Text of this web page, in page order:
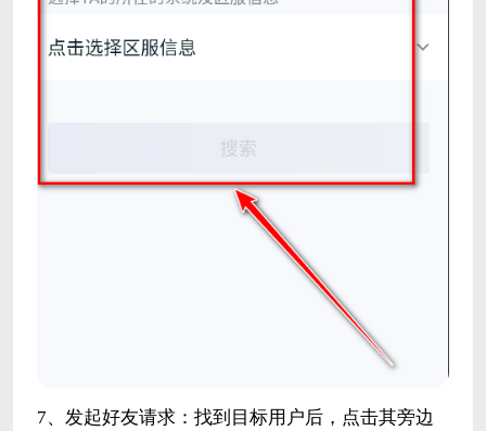
7、发起好友请求：找到目标用户后，点击其旁边